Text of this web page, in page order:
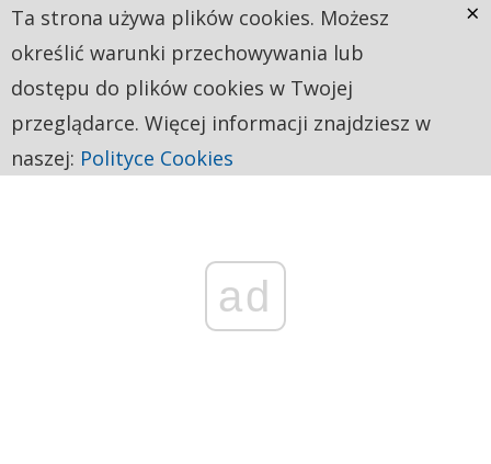
ad
Ta strona używa plików cookies. Możesz
określić warunki przechowywania lub
dostępu do plików cookies w Twojej
przeglądarce. Więcej informacji znajdziesz w
naszej: Polityce Cookies
×